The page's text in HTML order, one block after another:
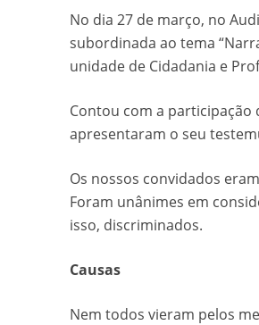
No dia 27 de março, no
subordinada ao tema
unidade de Cidadania e
Contou com a
apresentaram o seu
Os nossos convidados
Foram unânimes em
isso, discriminados.
Causas
Nem todos vieram pelos